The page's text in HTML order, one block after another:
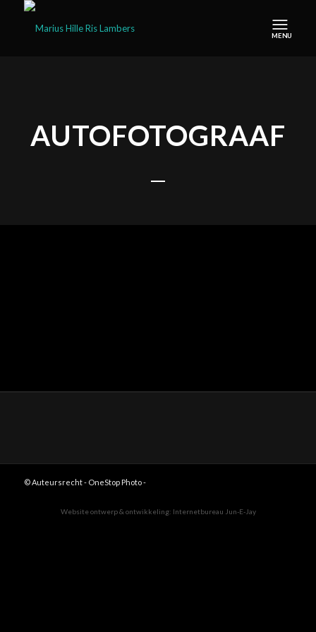
AUTOFOTOGRAAF
© Auteursrecht - OneStop Photo -
Website ontwerp & ontwikkeling: Internetbureau Jun-E-Jay